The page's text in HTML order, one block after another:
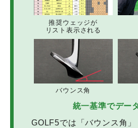
推奨ウェッジが
リスト表示される
バウンス角
統一基準でデー
GOLF5では「バウンス角